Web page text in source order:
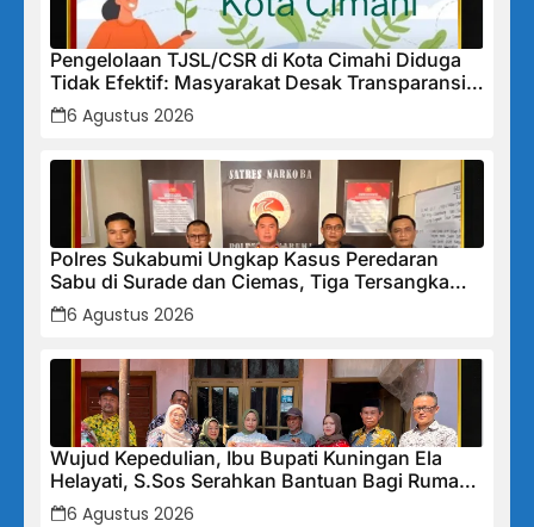
Pengelolaan TJSL/CSR di Kota Cimahi Diduga
Tidak Efektif: Masyarakat Desak Transparansi
Penuh dan Perbaikan Sistem
6 Agustus 2026
Polres Sukabumi Ungkap Kasus Peredaran
Sabu di Surade dan Ciemas, Tiga Tersangka
Diamankan
6 Agustus 2026
Wujud Kepedulian, Ibu Bupati Kuningan Ela
Helayati, S.Sos Serahkan Bantuan Bagi Rumah
Terdampak Bencana di Desa Karangkancana
6 Agustus 2026